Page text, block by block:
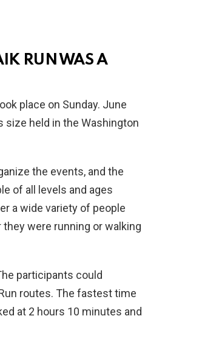
RUN WAS A
place on Sunday. June
size held in the Washington
the events, and the
of all levels and ages
a wide variety of people
were running or walking
participants could
routes. The fastest time
at 2 hours 10 minutes and